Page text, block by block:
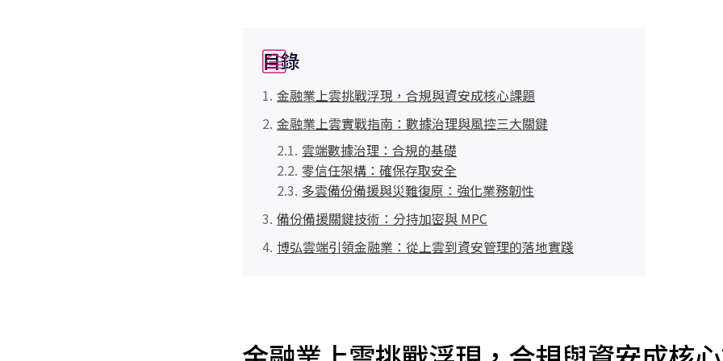
目錄
金融業上雲挑戰浮現，合規與資安成核心課題
金融業上雲實戰指南：數據治理與風控三大關鍵
雲端數據治理：合規的基礎
零信任架構：確保存取安全
多雲備份備援與災難復原：強化業務韌性
備份備援關鍵技術：分持加密與 MPC
博弘雲端引領金融業：從上雲到資安管理的落地實踐